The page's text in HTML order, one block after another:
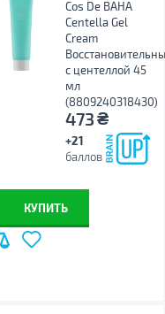
Cos De BAHA
Centella Gel
Cream
с центеллой 45
мл
(8809240318430)
473₴
+21
баллов
КУПИТЬ